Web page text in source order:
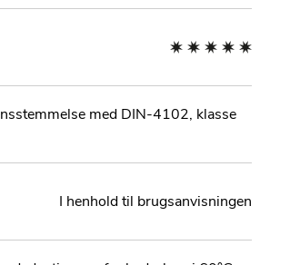
med DIN-4102, klasse
I henhold til brugsanvisningen